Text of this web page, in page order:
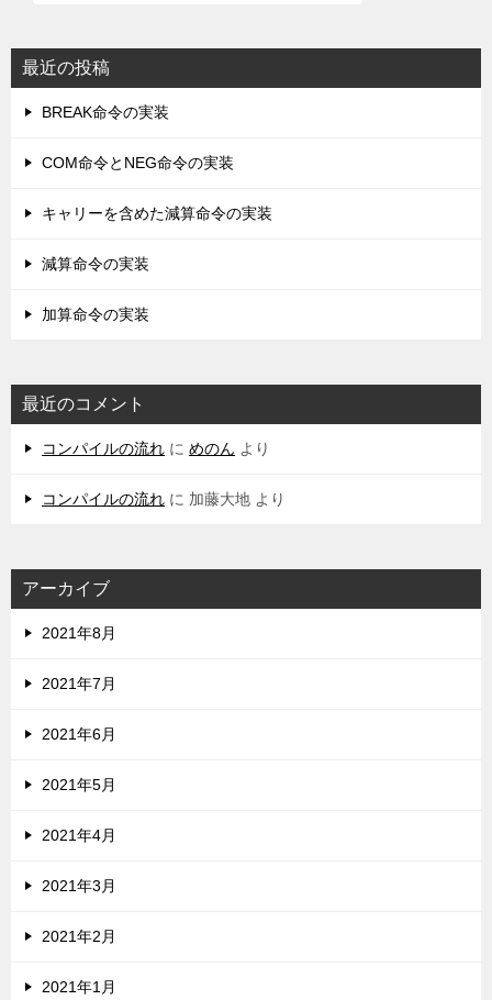
最近の投稿
BREAK命令の実装
COM命令とNEG命令の実装
キャリーを含めた減算命令の実装
減算命令の実装
加算命令の実装
最近のコメント
コンパイルの流れ に めのん より
コンパイルの流れ に 加藤大地 より
アーカイブ
2021年8月
2021年7月
2021年6月
2021年5月
2021年4月
2021年3月
2021年2月
2021年1月